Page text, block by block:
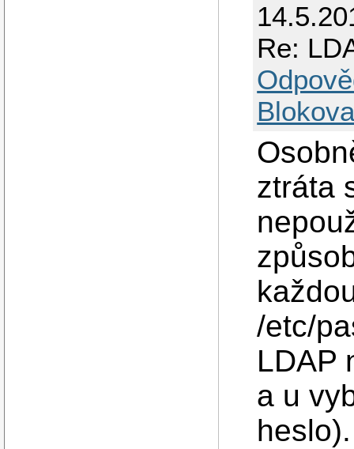
Re:
ztráta
/etc/
LDAP
a u
heslo).